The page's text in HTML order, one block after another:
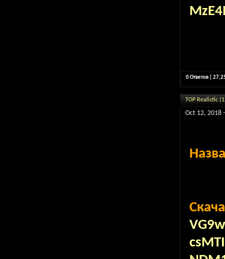
0 Ответов |
TOP Realistic
Oct 12, 2018